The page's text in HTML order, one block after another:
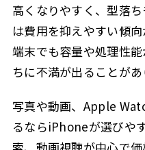
高くなりやすく、型落
は費用を抑えやすい傾
端末でも容量や処理性
ちに不満が出ることがあ
写真や動画、Apple
るならiPhoneが選びや